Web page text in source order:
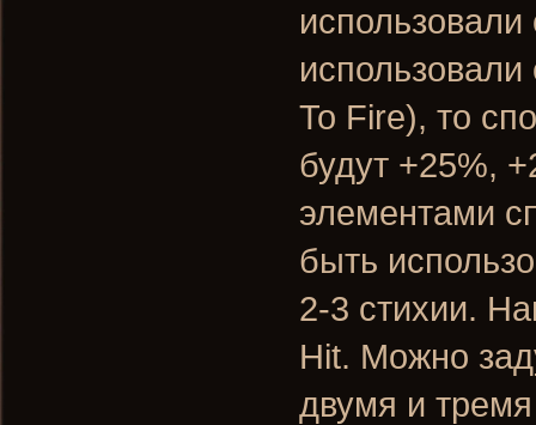
To Fire), то
будут +25%,
элементами
быть
2-3 стихии.
Hit. Можно
двумя и